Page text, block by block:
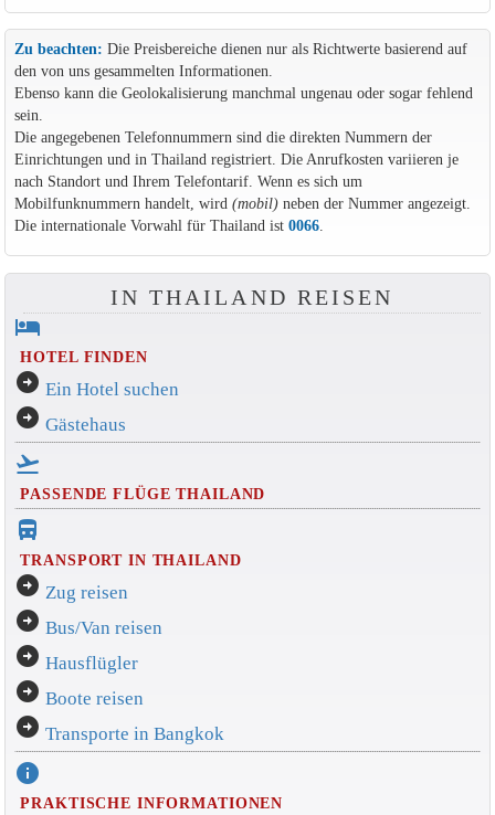
Zu beachten: Die Preisbereiche dienen nur als Richtwerte basierend auf
den von uns gesammelten Informationen.
Ebenso kann die Geolokalisierung manchmal ungenau oder sogar fehlend
sein.
Die angegebenen Telefonnummern sind die direkten Nummern der
Einrichtungen und in Thailand registriert. Die Anrufkosten variieren je
nach Standort und Ihrem Telefontarif. Wenn es sich um
Mobilfunknummern handelt, wird (mobil)neben der Nummer angezeigt.
Die internationale Vorwahl für Thailand ist 0066.
IN THAILAND REISEN
hotel
HOTEL FINDEN
arrow_circle_right Ein Hotel suchen
arrow_circle_right Gästehaus
flight_takeoff
PASSENDE FLÜGE THAILAND
directions_bus_filled
TRANSPORT IN THAILAND
arrow_circle_right Zug reisen
arrow_circle_right Bus/Van reisen
arrow_circle_right Hausflügler
arrow_circle_right Boote reisen
arrow_circle_right Transporte in Bangkok
info
PRAKTISCHE INFORMATIONEN